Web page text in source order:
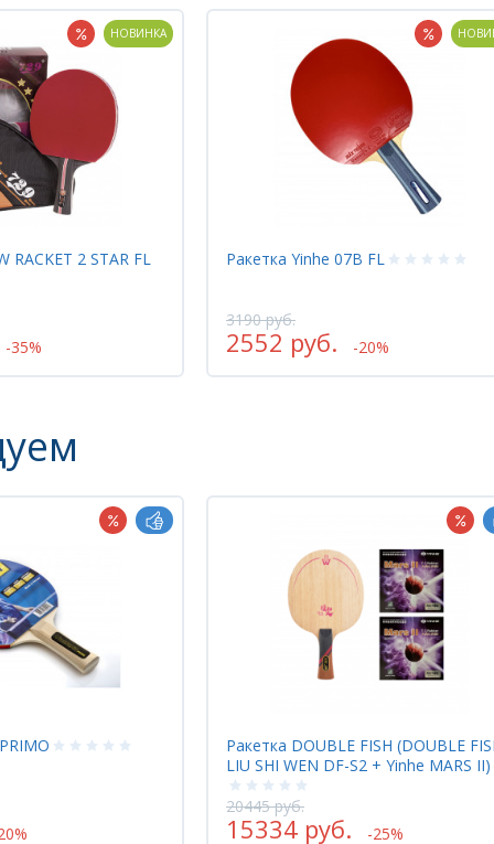
НОВИНКА
FL
-20%
Ракетка TTS (TTS ЗМЕЙ ГОРЫНЫЧ
9889 руб.
8900 руб. -10%
(DOUBLE FISH
-25%
Ракетка Yasaka WORLD CUP *****
2900 руб.
2320 руб. -20%